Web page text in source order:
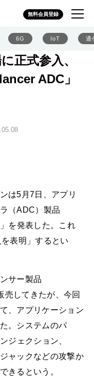
無料会員登録
6G IoT 通
正式参入、
ADC」
は5月7日、アプリ
（ADC）製品
を発表した。これ
表明」するとい
サー製品
売してきたが、今回
、アプリケーション
。システムのパ
ジェクション、
ャックなどの攻撃か
きるという。